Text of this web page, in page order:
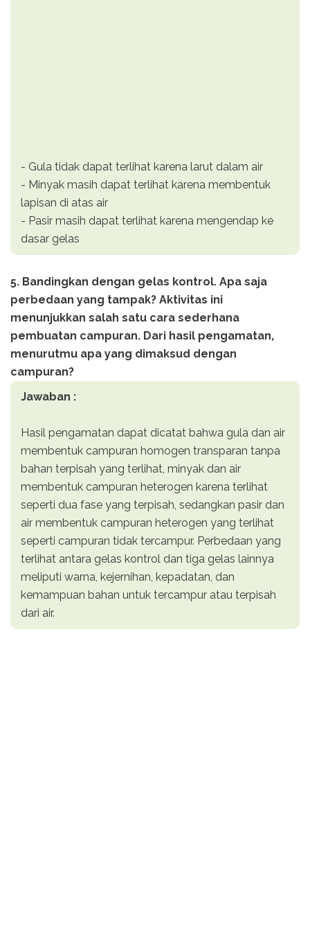
- Gula tidak dapat terlihat karena larut dalam air
- Minyak masih dapat terlihat karena membentuk
lapisan di atas air
- Pasir masih dapat terlihat karena mengendap ke
dasar gelas
5. Bandingkan dengan gelas kontrol. Apa saja
perbedaan yang tampak? Aktivitas ini
menunjukkan salah satu cara sederhana
pembuatan campuran. Dari hasil pengamatan,
menurutmu apa yang dimaksud dengan
campuran?
Jawaban :
Hasil pengamatan dapat dicatat bahwa gula dan air
membentuk campuran homogen transparan tanpa
bahan terpisah yang terlihat, minyak dan air
membentuk campuran heterogen karena terlihat
seperti dua fase yang terpisah, sedangkan pasir dan
air membentuk campuran heterogen yang terlihat
seperti campuran tidak tercampur. Perbedaan yang
terlihat antara gelas kontrol dan tiga gelas lainnya
meliputi warna, kejernihan, kepadatan, dan
kemampuan bahan untuk tercampur atau terpisah
dari air.